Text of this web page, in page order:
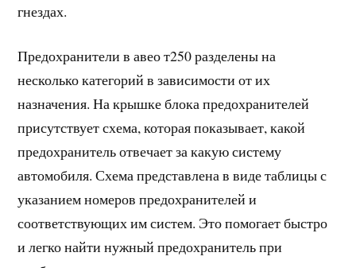
гнездах.
Предохранители в авео т250 разделены на
несколько категорий в зависимости от их
назначения. На крышке блока предохранителей
присутствует схема, которая показывает, какой
предохранитель отвечает за какую систему
автомобиля. Схема представлена в виде таблицы с
указанием номеров предохранителей и
соответствующих им систем. Это помогает быстро
и легко найти нужный предохранитель при